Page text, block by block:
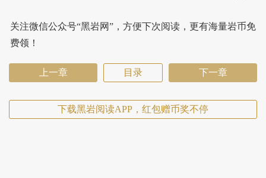
关注微信公众号“黑岩网”，方便下次阅读，更有海量岩币免
费领！
上一章 目录 下一章
下载黑岩阅读APP，红包赠币奖不停